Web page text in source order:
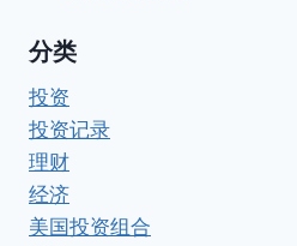
分类
投资
投资记录
理财
经济
美国投资组合